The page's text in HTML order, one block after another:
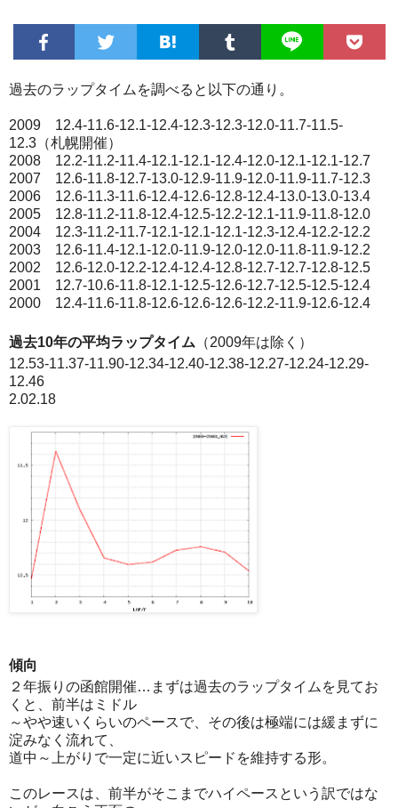
過去のラップタイムを調べると以下の通り。
2009 12.4-11.6-12.1-12.4-12.3-12.3-12.0-11.7-11.5-
12.3（札幌開催）
2008 12.2-11.2-11.4-12.1-12.1-12.4-12.0-12.1-12.1-12.7
2007 12.6-11.8-12.7-13.0-12.9-11.9-12.0-11.9-11.7-12.3
2006 12.6-11.3-11.6-12.4-12.6-12.8-12.4-13.0-13.0-13.4
2005 12.8-11.2-11.8-12.4-12.5-12.2-12.1-11.9-11.8-12.0
2004 12.3-11.2-11.7-12.1-12.1-12.1-12.3-12.4-12.2-12.2
2003 12.6-11.4-12.1-12.0-11.9-12.0-12.0-11.8-11.9-12.2
2002 12.6-12.0-12.2-12.4-12.4-12.8-12.7-12.7-12.8-12.5
2001 12.7-10.6-11.8-12.1-12.5-12.6-12.7-12.5-12.5-12.4
2000 12.4-11.6-11.8-12.6-12.6-12.6-12.2-11.9-12.6-12.4
過去10年の平均ラップタイム （2009年は除く）
12.53-11.37-11.90-12.34-12.40-12.38-12.27-12.24-12.29-
12.46
2.02.18
傾向
２年振りの函館開催…まずは過去のラップタイムを見てお
くと、前半はミドル
～やや速いくらいのペースで、その後は極端には緩まずに
淀みなく流れて、
道中～上がりで一定に近いスピードを維持する形。
このレースは、前半がそこまでハイペースという訳ではな